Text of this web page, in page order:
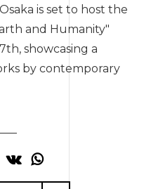
is set to host the
and Humanity"
showcasing a
by contemporary